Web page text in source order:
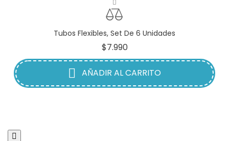
Tubos Flexibles, Set De 6 Unidades
$7.990Precio
AÑADIR AL CARRITO